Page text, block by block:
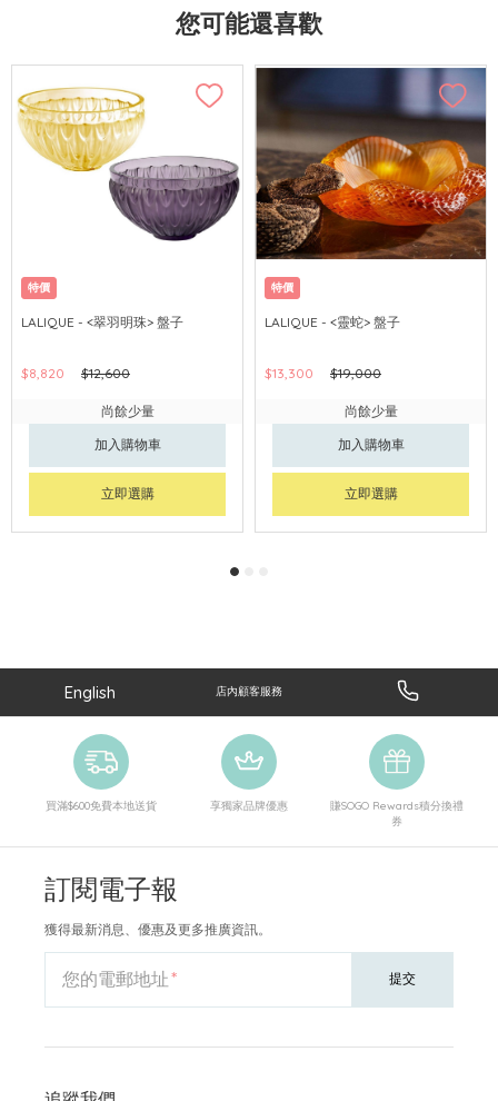
您可能還喜歡
特價
LALIQUE - <翠羽明珠> 盤子
$8,820 $12,600
尚餘少量
加入購物車
立即選購
特價
LALIQUE - <靈蛇> 盤子
$13,300 $19,000
尚餘少量
加入購物車
立即選購
English 店內顧客服務
買滿$600免費本地送貨 享獨家品牌優惠
賺SOGO Rewards積分換禮
券
訂閱電子報
獲得最新消息、優惠及更多推廣資訊。
您的電郵地址 提交